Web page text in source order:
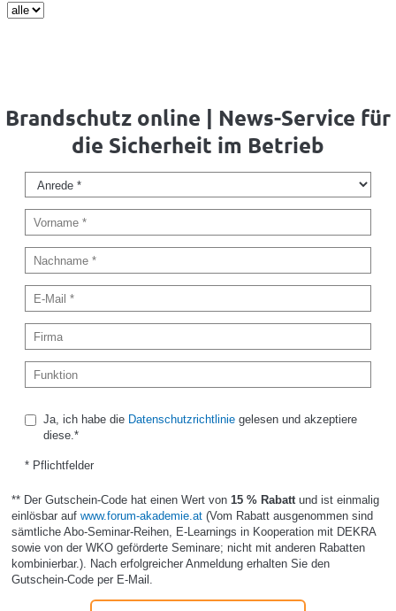
Brandschutz online | News-Service für
die Sicherheit im Betrieb
Ja, ich habe die Datenschutzrichtliniegelesen und akzeptiere
diese.*
* Pflichtfelder
** Der Gutschein-Code hat einen Wert von 15 % Rabatt und ist einmalig
einlösbar auf www.forum-akademie.at(Vom Rabatt ausgenommen sind
sämtliche Abo-Seminar-Reihen, E-Learnings in Kooperation mit DEKRA
sowie von der WKO geförderte Seminare; nicht mit anderen Rabatten
kombinierbar.). Nach erfolgreicher Anmeldung erhalten Sie den
Gutschein-Code per E-Mail.